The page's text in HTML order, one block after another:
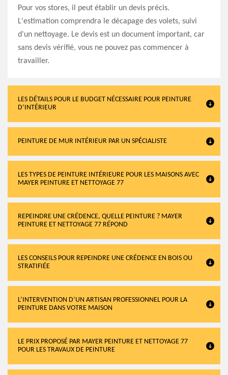
Pour vos stores, il peut établir un devis précis.
L'estimation comprendra le décapage des volets, suivi
d'un nettoyage. Le devis est un document important, car
sans devis vérifié, vous ne pouvez pas commencer à
travailler.
LES DÉTAILS POUR LE BUDGET NÉCESSAIRE POUR PEINTURE
D’INTÉRIEUR
PEINTURE DE MUR INTÉRIEUR PAR UN SPÉCIALISTE
LES TYPES DE PEINTURE INTÉRIEURE POUR LES MAISONS AVEC
MAYER PEINTURE ET NETTOYAGE 77
REPEINDRE UNE CRÉDENCE, QUELLE PEINTURE ? MAYER
PEINTURE ET NETTOYAGE 77 RÉPOND
LES CONSEILS POUR REPEINDRE UNE CRÉDENCE EN BOIS OU
STRATIFIÉE
L’INTERVENTION D’UN ARTISAN PROFESSIONNEL POUR LA
PEINTURE DANS VOTRE MAISON
LE PRIX PROPOSÉ PAR MAYER PEINTURE ET NETTOYAGE 77
POUR LES TRAVAUX DE PEINTURE